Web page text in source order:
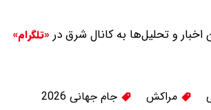
اخبار و تحلیل‌ها به کانال شرق در «تلگرام»
مراکش
جام جهانی 2026